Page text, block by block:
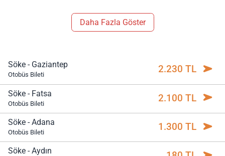
Daha Fazla Göster
Söke - Gaziantep
Otobüs Bileti 2.230 TL
Söke - Fatsa
Otobüs Bileti 2.100 TL
Söke - Adana
Otobüs Bileti 1.300 TL
Söke - Aydın